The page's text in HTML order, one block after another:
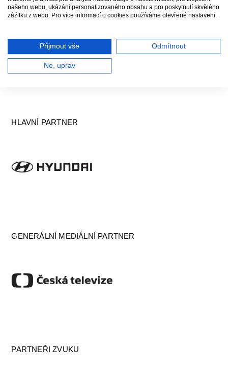
HLAVNÍ PARTNER
GENERÁLNÍ MEDIÁLNÍ PARTNER
PARTNEŘI ZVUKU
našeho webu, ukázání personalizovaného obsahu a pro poskytnutí skvělého
zážitku z webu. Pro více informací o cookies používáme otevřené nastavení.
Přijmout vše Odmítnout
Ne, uprav